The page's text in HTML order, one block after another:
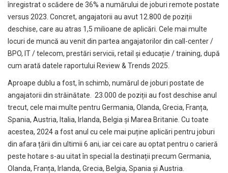
înregistrat o scădere de 36% a numărului de joburi remote postate
versus 2023. Concret, angajatorii au avut 12.800 de poziții
deschise, care au atras 1,5 milioane de aplicări. Cele mai multe
locuri de muncă au venit din partea angajatorilor din call-center /
BPO, IT / telecom, prestări servicii, retail și educație / training, după
cum arată datele raportului Review & Trends 2025.
Aproape dublu a fost, în schimb, numărul de joburi postate de
angajatorii din străinătate. 23.000 de poziții au fost deschise anul
trecut, cele mai multe pentru Germania, Olanda, Grecia, Franța,
Spania, Austria, Italia, Irlanda, Belgia și Marea Britanie. Cu toate
acestea, 2024 a fost anul cu cele mai puține aplicări pentru joburi
din afara țării din ultimii 6 ani, iar cei care au optat pentru o carieră
peste hotare s-au uitat în special la destinații precum Germania,
Olanda, Franța, Irlanda, Grecia, Belgia, Spania și Austria.